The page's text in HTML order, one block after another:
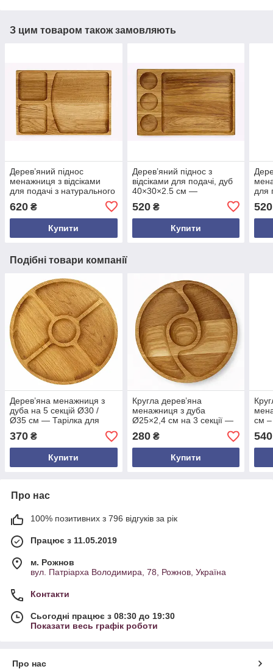
З цим товаром також замовляють
Дерев’яний піднос
менажниця з відсіками
для подачі з натурального
стильний сервірувальний
піднос ручної роботи
620 ₴
Купити
Дерев’яний піднос з
відсіками для подачі, дуб
40×30×2.5 см —
ручної роботи в еко стилі
520₴
Купити
для
520
Подібні товари компанії
Дерев’яна менажниця з
дуба на 5 секцій Ø30 /
Ø35 см — Тарілка для
подачі з натурального
дерева, оброблена
лляною олією та воском
370 ₴
Купити
Кругла дерев’яна
менажниця з дуба
Ø25×2,4 см на 3 секції —
тарілка для подачі страв
ручної роботи
280₴
Купити
см –
540
Про нас
100% позитивних з 796 відгуків за рік
Працює з 11.05.2019
м. Рожнов
вул. Патріарха Володимира, 78, Рожнов, Україна
Контакти
Сьогодні працює з 08:30 до 19:30
Показати весь графік роботи
Про нас